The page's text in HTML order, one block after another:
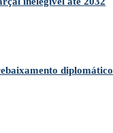
diplomático